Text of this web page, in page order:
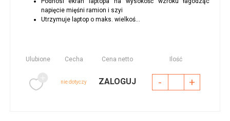
napięcie mięśni ramion i szyi
Utrzymuje laptop o maks. wielkoś...
Ulubione Cecha Cena netto Ilość
nie dotyczy ZALOGUJ - +